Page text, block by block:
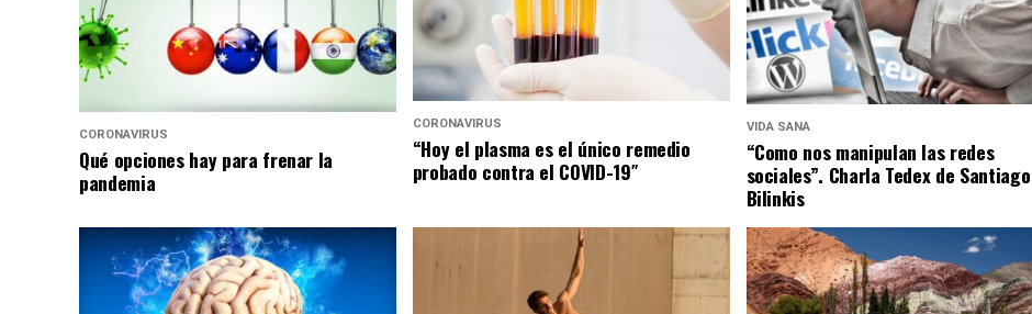
CORONAVIRUS
Qué opciones hay para frenar la
pandemia
CORONAVIRUS
“Hoy el plasma es el único remedio
probado contra el COVID-19″
VIDA SANA
“Como nos manipulan las redes
sociales”. Charla Tedex de Santiago
Bilinkis